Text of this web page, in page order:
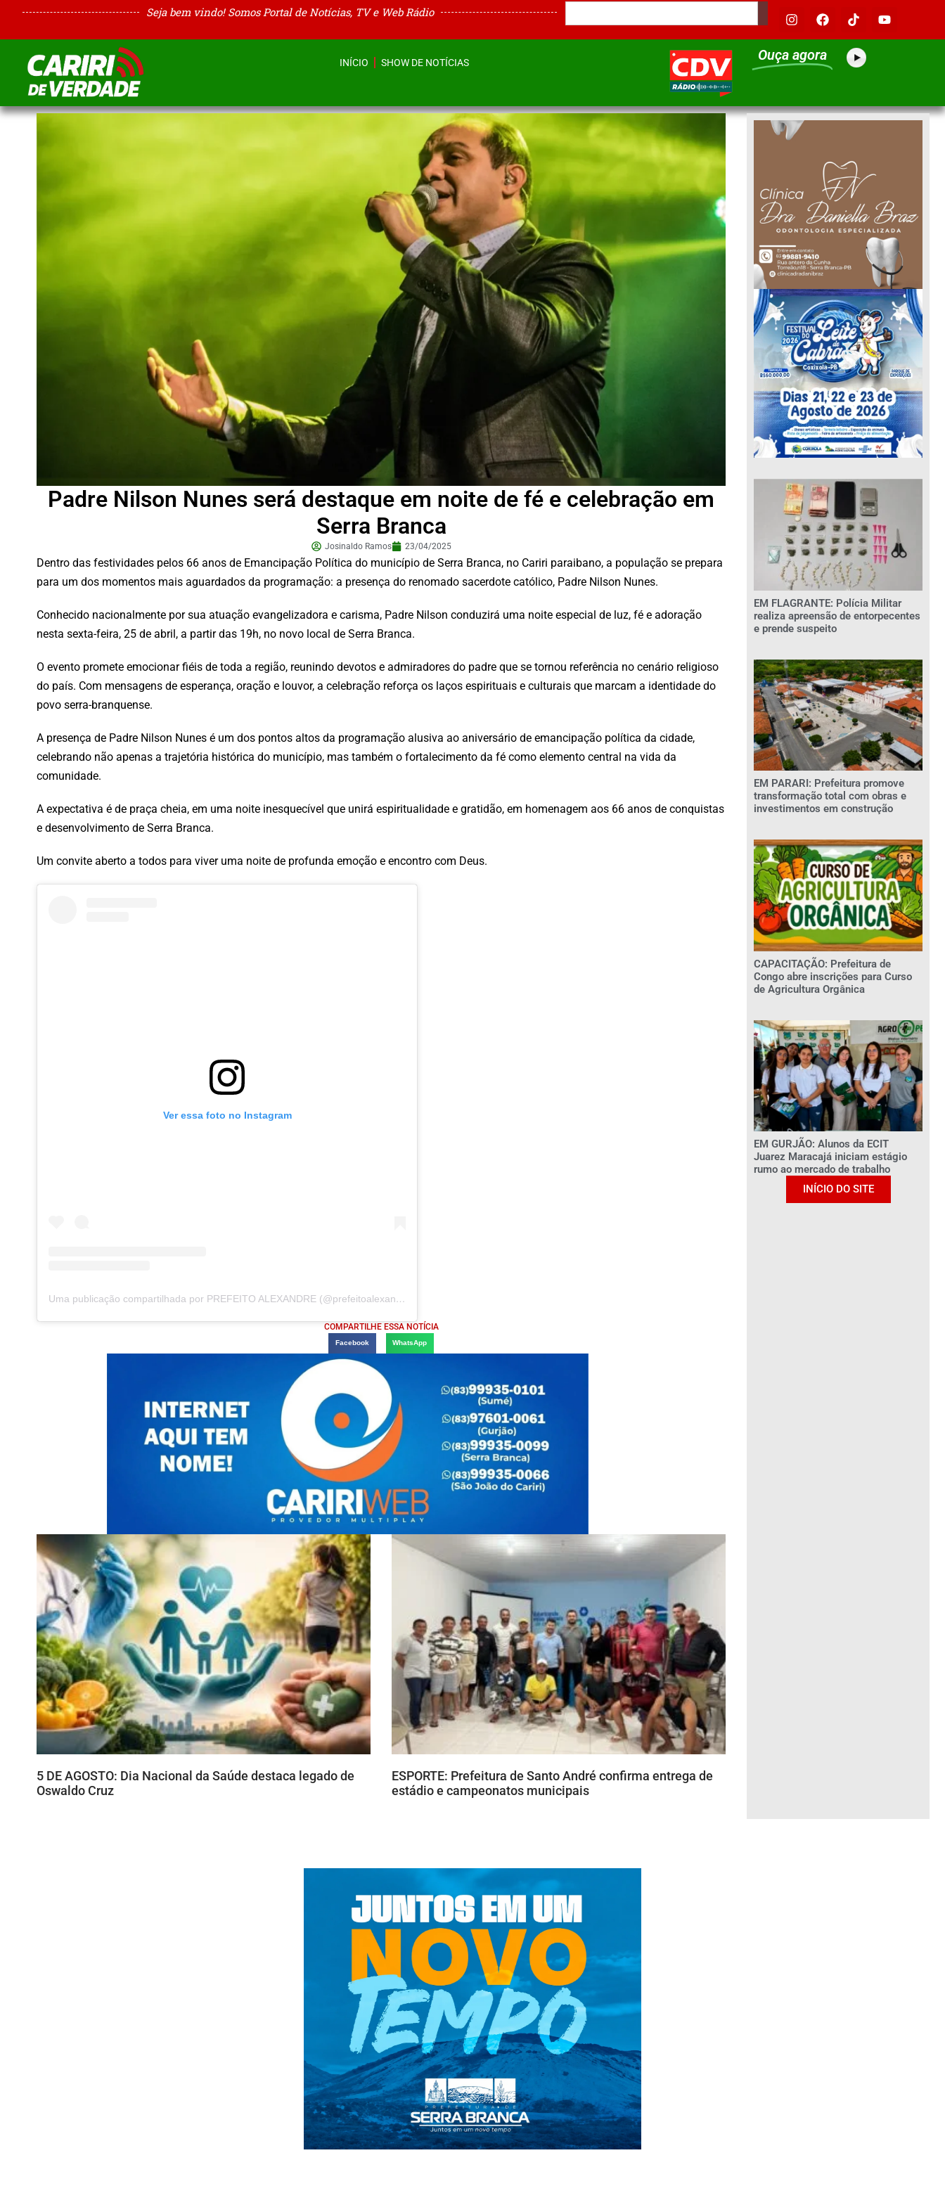
Seja bem vindo! Somos Portal de Notícias, TV e Web Rádio
INÍCIO SHOW DE NOTÍCIAS Ouça agora
Padre Nilson Nunes será destaque em noite de fé e celebração em
Serra Branca
Josinaldo Ramos 23/04/2025
Dentro das festividades pelos 66 anos de Emancipação Política do município de Serra Branca, no Cariri paraibano, a população se prepara
para um dos momentos mais aguardados da programação: a presença do renomado sacerdote católico, Padre Nilson Nunes.
Conhecido nacionalmente por sua atuação evangelizadora e carisma, Padre Nilson conduzirá uma noite especial de luz, fé e adoração
nesta sexta-feira, 25 de abril, a partir das 19h, no novo local de Serra Branca.
O evento promete emocionar fiéis de toda a região, reunindo devotos e admiradores do padre que se tornou referência no cenário religioso
do país. Com mensagens de esperança, oração e louvor, a celebração reforça os laços espirituais e culturais que marcam a identidade do
povo serra-branquense.
A presença de Padre Nilson Nunes é um dos pontos altos da programação alusiva ao aniversário de emancipação política da cidade,
celebrando não apenas a trajetória histórica do município, mas também o fortalecimento da fé como elemento central na vida da
comunidade.
A expectativa é de praça cheia, em uma noite inesquecível que unirá espiritualidade e gratidão, em homenagem aos 66 anos de conquistas
e desenvolvimento de Serra Branca.
Um convite aberto a todos para viver uma noite de profunda emoção e encontro com Deus.
Ver essa foto no Instagram
Uma publicação compartilhada por PREFEITO ALEXANDRE (@prefeitoalexandre)
COMPARTILHE ESSA NOTÍCIA
Facebook WhatsApp
5 DE AGOSTO: Dia Nacional da Saúde destaca legado de
Oswaldo Cruz
ESPORTE: Prefeitura de Santo André confirma entrega de
estádio e campeonatos municipais
EM FLAGRANTE: Polícia Militar
realiza apreensão de entorpecentes
e prende suspeito
EM PARARI: Prefeitura promove
transformação total com obras e
investimentos em construção
CAPACITAÇÃO: Prefeitura de
Congo abre inscrições para Curso
de Agricultura Orgânica
EM GURJÃO: Alunos da ECIT
Juarez Maracajá iniciam estágio
rumo ao mercado de trabalho
INÍCIO DO SITE